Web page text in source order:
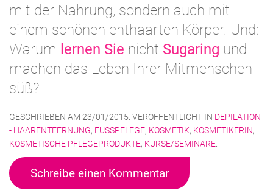
mit der Nahrung, sondern auch mit
einem schönen enthaarten Körper. Und:
Warum lernen Sie nicht Sugaring und
machen das Leben Ihrer Mitmenschen
süß?
GESCHRIEBEN AM 23/01/2015 . VERÖFFENTLICHT IN DEPILATION
- HAARENTFERNUNG, FUSSPFLEGE , KOSMETIK, KOSMETIKERIN,
KOSMETISCHE PFLEGEPRODUKTE, KURSE/SEMINARE
Schreibe einen Kommentar